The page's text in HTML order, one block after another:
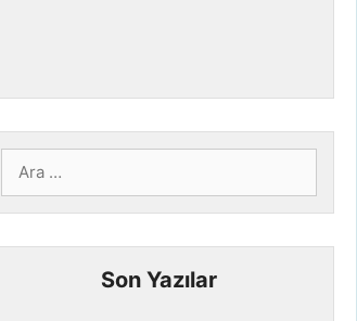
için
ara
Son Yazılar